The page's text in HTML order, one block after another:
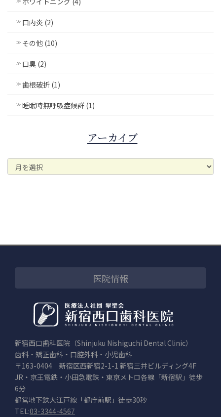
口内炎 (2)
その他 (10)
口臭 (2)
歯根破折 (1)
睡眠時無呼吸症候群 (1)
アーカイブ
ア
ー
医院情報
新宿西口歯科医院（Shinjuku Nishiguchi Dental Clinic）
歯科・矯正歯科・口腔外科・小児歯科
〒163-0404 新宿区西新宿2-1-1 新宿三井ビルディング4F
JR・京王電鉄・小田急電鉄・東京メトロ各線「新宿駅」徒歩
6分
都営地下鉄大江戸線「都庁前駅」徒歩30秒
TEL:03-3344-4567